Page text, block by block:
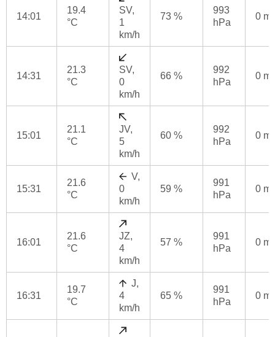
14:01
19.4
°C
SV,
1
km/h
73 %
993
hPa
0
14:31
21.3
°C
SV,
0
km/h
66 %
992
hPa
0
15:01
21.1
°C
JV,
5
km/h
60 %
992
hPa
0
15:31
21.6
°C
V,
0
km/h
59 %
991
hPa
0
16:01
21.6
°C
JZ,
4
km/h
57 %
991
hPa
0
16:31
19.7
°C
J,
4
km/h
65 %
991
hPa
0